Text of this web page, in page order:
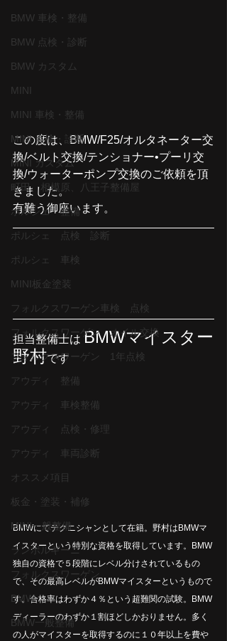
BMW 車検・整備
BMW 点検・診断
BMW カスタム
MINI
MINI 車検・整備
MINI 点検・診断
MINI カスタム
町田、相模原、八王子整備屋
ポルシェ 整備
ポルシェ 点検 診断
ポルシェ 車検
MINI板金塗装
フォルクスワーゲン車検 点検
フォルクスワーゲン オイル交換
フォルクスワーゲン 1年点検
アウディ 整備
アウディ 車検整備
アウディ 点検・修理
アウディ 車両診断
オススメ項目
板金・塗装・補修
MINI一般整備
ランボルギーニ
フォルクスワーゲン
BMW
BMW一般整備
この度は、BMW/F25/オルタネーター交
換/ベルト交換/テンショナー•プーリ交
換/ウォーターポンプ交換のご依頼を頂
きました。
有難う御座います。
担当整備士は BMWマイスター
野村です
BMWにてテクニシャンとして在籍。野村はBMWマ
イスターという特別な資格を取得しています。BMW
独自の資格で５段階にレベル分けされているもの
で、その最高レベルがBMWマイスターというもので
す。合格率はわずか４％という超難関の試験。BMW
ディーラーのわずか１割ほどしかおりません。多く
の人がマイスターを取得するのに１０年以上を費や